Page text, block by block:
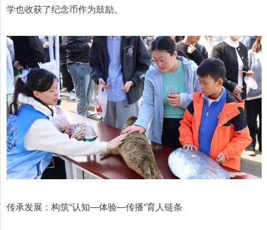
学也收获了纪念币作为鼓励。
传承发展：构筑“认知—体验—传播”育人链条